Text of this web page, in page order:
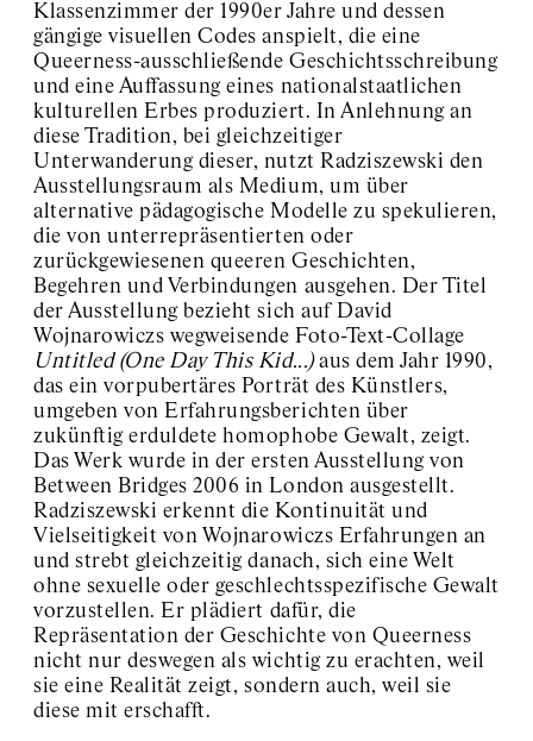
Klassenzimmer der 1990er Jahre und dessen
gängige visuellen Codes anspielt, die eine
Queerness-ausschließende Geschichtsschreibung
und eine Auffassung eines nationalstaatlichen
kulturellen Erbes produziert. In Anlehnung an
diese Tradition, bei gleichzeitiger
Unterwanderung dieser, nutzt Radziszewski den
Ausstellungsraum als Medium, um über
alternative pädagogische Modelle zu spekulieren,
die von unterrepräsentierten oder
zurückgewiesenen queeren Geschichten,
Begehren und Verbindungen ausgehen. Der Titel
der Ausstellung bezieht sich auf David
Wojnarowiczs wegweisende Foto-Text-Collage
Untitled (One Day This Kid...)aus dem Jahr 1990,
das ein vorpubertäres Porträt des Künstlers,
umgeben von Erfahrungsberichten über
zukünftig erduldete homophobe Gewalt, zeigt.
Das Werk wurde in der ersten Ausstellung von
Between Bridges 2006 in London ausgestellt.
Radziszewski erkennt die Kontinuität und
Vielseitigkeit von Wojnarowiczs Erfahrungen an
und strebt gleichzeitig danach, sich eine Welt
ohne sexuelle oder geschlechtsspezifische Gewalt
vorzustellen. Er plädiert dafür, die
Repräsentation der Geschichte von Queerness
nicht nur deswegen als wichtig zu erachten, weil
sie eine Realität zeigt, sondern auch, weil sie
diese mit erschafft.